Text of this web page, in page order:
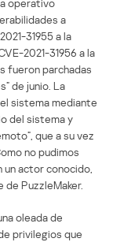
a
31955 a la
2021-31956 a la
fueron parchadas
de junio. La
sistema mediante
del sistema y
que a su vez
no pudimos
un actor conocido,
PuzzleMaker.
oleada de
privilegios que